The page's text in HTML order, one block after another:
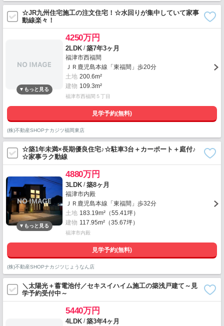
☆JR九州住宅施工の注文住宅！☆水回りが集中していて家事
動線楽々！
4250万円
2LDK /築7年3ヶ月
福津市西福間
ＪＲ鹿児島本線「東福間」歩20分
土地 200.6m²
建物 109.3m²
福津市西福間５丁目
見学予約(無料)
(株)不動産SHOPナカジツ福岡東店
☆築1年未満×長期優良住宅♪☆駐車3台＋カーポート＋庭付♪
☆家事ラク動線
4880万円
3LDK /築8ヶ月
福津市内殿
ＪＲ鹿児島本線「東福間」歩32分
土地 183.19m²（55.41坪）
建物 117.95m²（35.67坪）
福津市内殿
見学予約(無料)
(株)不動産SHOPナカジツじょうなん店
＼太陽光＋蓄電池付／セキスイハイム施工の築浅戸建て～見
学予約受付中～
5440万円
4LDK /築3年4ヶ月